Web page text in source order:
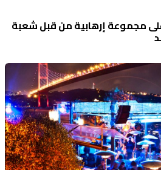
على مجموعة إرهابية من قبل شعبة